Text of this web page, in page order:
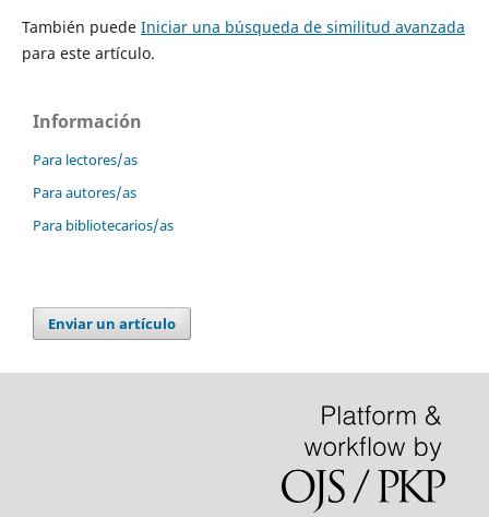
También puede Iniciar una búsqueda de similitud avanzada
para este artículo.
Información
Para lectores/as
Para autores/as
Para bibliotecarios/as
Enviar un artículo